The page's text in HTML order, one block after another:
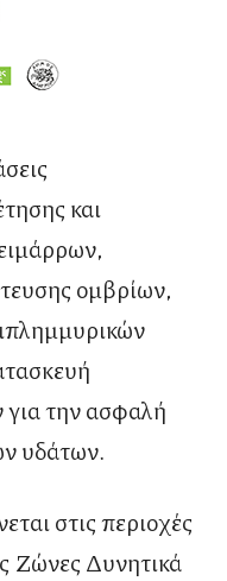
και
ομβρίων,
για την ασφαλή
υδάτων.
στις περιοχές
Ζώνες Δυνητικά